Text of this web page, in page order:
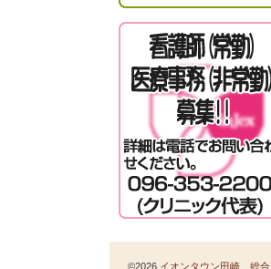
©2026 イオンタウン田崎 総合